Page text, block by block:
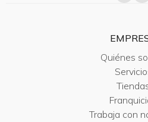
Quiénes
Trabaja con